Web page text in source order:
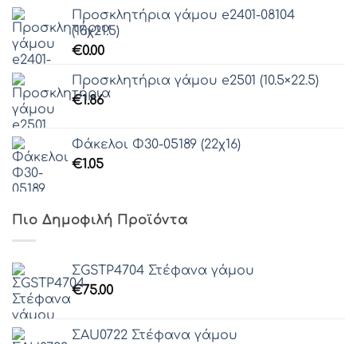
Προσκλητήρια γάμου e2401-08104
(16χ21.5)
€0.00
Προσκλητήρια γάμου e2501 (10.5×22.5)
€1.86
Φάκελοι Φ30-05189 (22χ16)
€1.05
Πιο Δημοφιλή Προϊόντα
ΣGSTP4704 Στέφανα γάμου
€75.00
ΣAU0722 Στέφανα γάμου